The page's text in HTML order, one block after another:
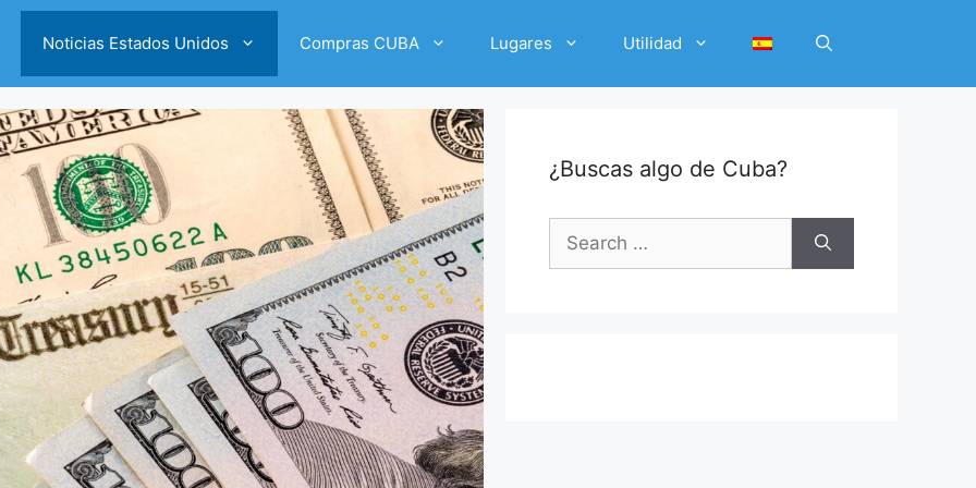
Noticias Estados Unidos Compras CUBA Lugares Utilidad
¿Buscas algo de Cuba?
Search
for: